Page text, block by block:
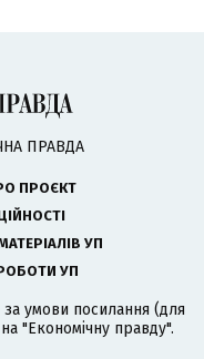
ПРАВДА
ПРОЄКТ
УП
УП
умови посилання (для
"Економічну правду".